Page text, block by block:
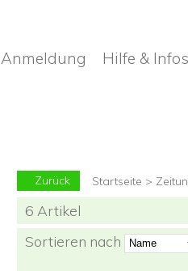
Anmeldung Hilfe & Infos
Zurück Startseite >
6 Artikel
Sortieren nach